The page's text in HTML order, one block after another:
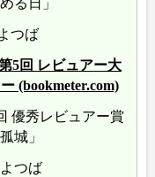
る日」
つば
5回 レビュアー大
(bookmeter.com)
優秀レビュアー賞
城」
つば